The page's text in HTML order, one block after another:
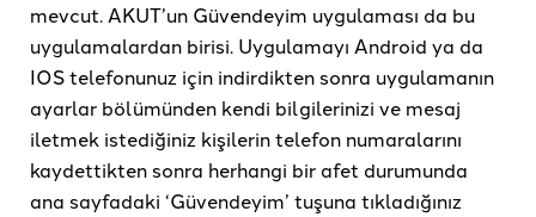
mevcut. AKUT’un Güvendeyim uygulaması da bu
uygulamalardan birisi. Uygulamayı Android ya da
IOS telefonunuz için indirdikten sonra uygulamanın
ayarlar bölümünden kendi bilgilerinizi ve mesaj
iletmek istediğiniz kişilerin telefon numaralarını
kaydettikten sonra herhangi bir afet durumunda
ana sayfadaki ‘Güvendeyim’ tuşuna tıkladığınız